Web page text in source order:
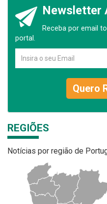
Newsletter
Receba por email
portal.
Quero
REGIÕES
Notícias por região de